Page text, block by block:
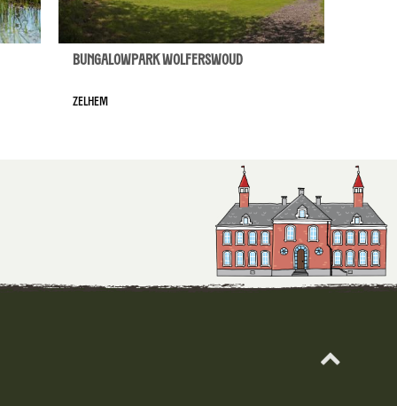
Bungalowpark Wolferswoud
Zelhem